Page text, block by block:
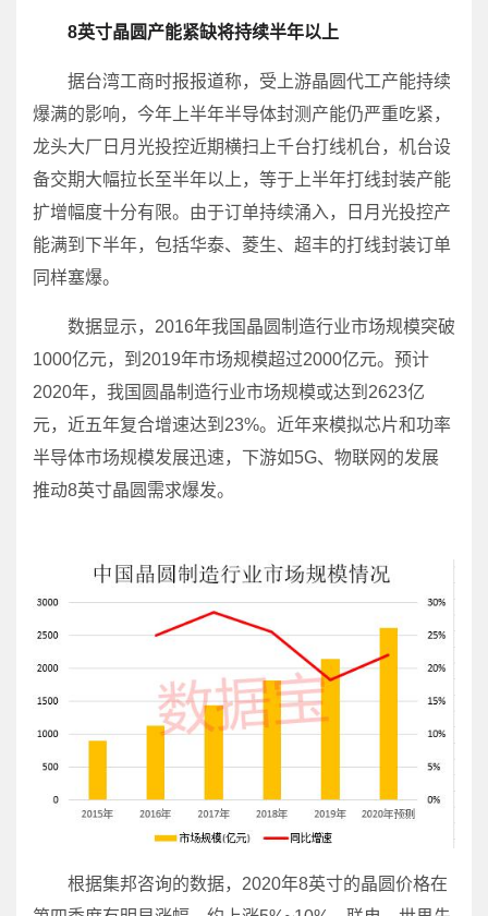
8英寸晶圆产能紧缺将持续半年以上
据台湾工商时报报道称，受上游晶圆代工产能持续
爆满的影响，今年上半年半导体封测产能仍严重吃紧，
龙头大厂日月光投控近期横扫上千台打线机台，机台设
备交期大幅拉长至半年以上，等于上半年打线封装产能
扩增幅度十分有限。由于订单持续涌入，日月光投控产
能满到下半年，包括华泰、菱生、超丰的打线封装订单
同样塞爆。
数据显示，2016年我国晶圆制造行业市场规模突破
1000亿元，到2019年市场规模超过2000亿元。预计
2020年，我国圆晶制造行业市场规模或达到2623亿
元，近五年复合增速达到23%。近年来模拟芯片和功率
半导体市场规模发展迅速，下游如5G、物联网的发展
推动8英寸晶圆需求爆发。
根据集邦咨询的数据，2020年8英寸的晶圆价格在